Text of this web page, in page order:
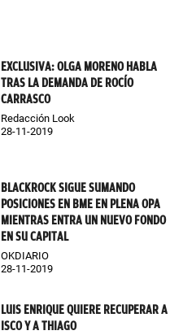
EXCLUSIVA: OLGA MORENO HABLA
TRAS LA DEMANDA DE ROCÍO
CARRASCO
Redacción Look
28-11-2019
BLACKROCK SIGUE SUMANDO
POSICIONES EN BME EN PLENA OPA
MIENTRAS ENTRA UN NUEVO FONDO
EN SU CAPITAL
OKDIARIO
28-11-2019
LUIS ENRIQUE QUIERE RECUPERAR A
ISCO Y A THIAGO